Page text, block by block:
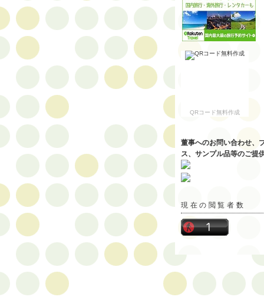
QRコード無料作成
董事へのお問い合わせ、
ス、サンプル品等のご提
現在の閲覧者数